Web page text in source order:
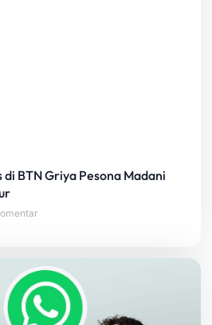
BTN Griya Pesona Madani